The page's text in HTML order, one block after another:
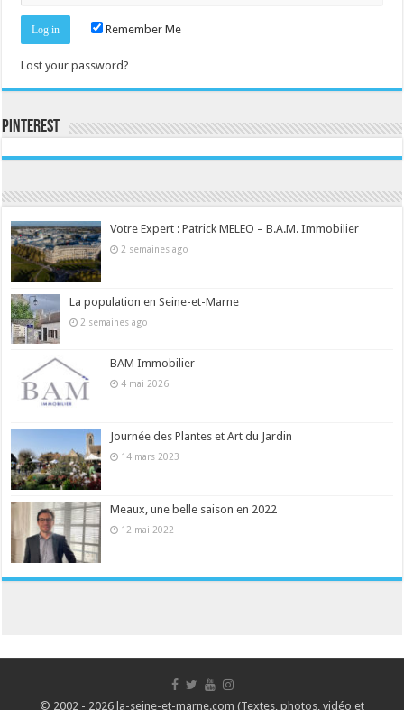
Remember Me
Lost your password?
Pinterest
Votre Expert : Patrick MELEO – B.A.M. Immobilier
2 semaines ago
La population en Seine-et-Marne
2 semaines ago
BAM Immobilier
4 mai 2026
Journée des Plantes et Art du Jardin
14 mars 2023
Meaux, une belle saison en 2022
12 mai 2022
© 2002 - 2026 la-seine-et-marne.com (Textes, photos, vidéo et